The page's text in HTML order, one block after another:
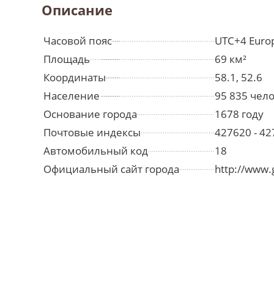
Описание
Часовой пояс
UTC+4
Площадь
69 км²
Координаты
58.1, 52.6
Население
95 835
Основание города
1678 году
Почтовые индексы
427620 -
Автомобильный код
18
Официальный сайт города
http://